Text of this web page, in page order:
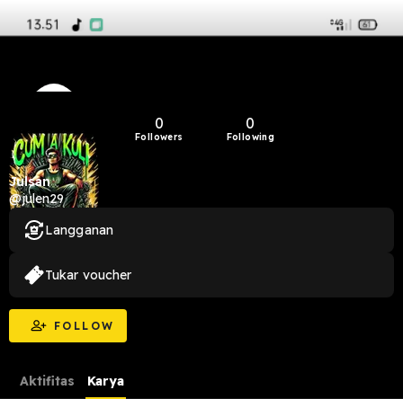
0
Followers
0
Following
Julsan
@julen29
FOLLOW
Langganan
Tukar voucher
Aktifitas Karya